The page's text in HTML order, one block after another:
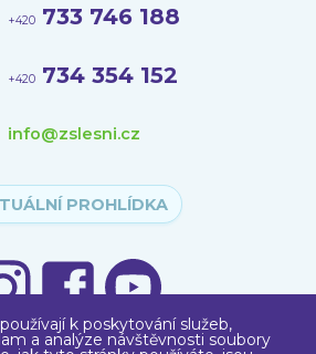
k poskytování služeb,
a analýze návštěvnosti soubory
+420 733 746 188
+420 734 354 152
info@zslesni.cz
PROHLÍDKA